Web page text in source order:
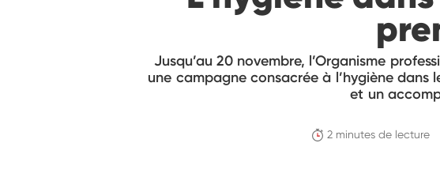
Jusqu’au 20 novembre, l’Organisme
une campagne consacrée à l’hygiène
et un
2 minutes de lecture